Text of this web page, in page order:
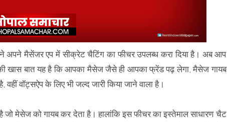
अपने मैसेंजर एप में सीक्रेट चैटिंग का फीचर उपलब्ध करा दिया है। अब आप
बात यह है कि आपका मैसेज जैसे ही आपका फ्रेंड पढ़ लेगा, मैसेज गायब
वॉट्सऐप के लिए भी जल्द जारी किया जाने वाला है।
मेसेज को गायब कर देता है। हालांकि इस फीचर का इस्तेमाल साधारण चैट